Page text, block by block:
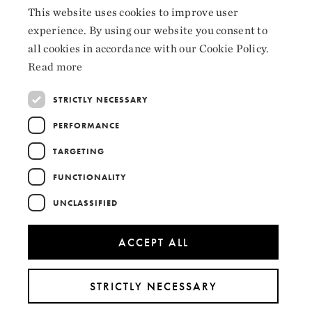
Instagram
LinkedIn
Collaborators
NORWEGIAN
ENGLISH
This website uses cookies to improve user
experience. By using our website you consent to
all cookies in accordance with our Cookie Policy.
Read more
STRICTLY NECESSARY
PERFORMANCE
TARGETING
FUNCTIONALITY
UNCLASSIFIED
ACCEPT ALL
STRICTLY NECESSARY